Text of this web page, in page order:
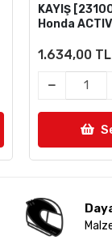
KAYIŞ
Honda
1.634,00 TL